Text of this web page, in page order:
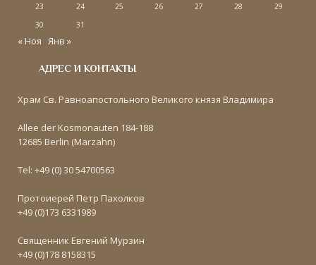
23
24 25 26 27 28
29
30
31
« Ноя Янв »
АДРЕС И КОНТАКТЫ
Храм Св. Равноапостольного Великого князя Владимира
Allee der Kosmonauten 184-188
12685 Berlin (Marzahn)
Tel: +49 (0) 30 54700563
Протоиерей Петр Пахолков
+49 (0)173 6331989
Священник Евгений Мурзин
+49 (0)178 8158315